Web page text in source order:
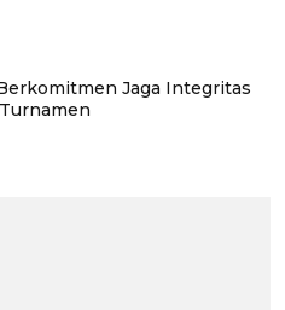
Jaga Integritas